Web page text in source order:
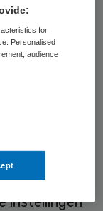
de
jaar
instellingen
for
Personalised
audience